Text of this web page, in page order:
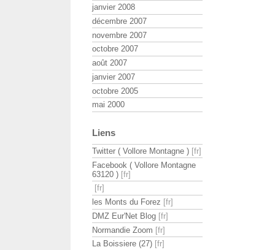
janvier 2008
décembre 2007
novembre 2007
octobre 2007
août 2007
janvier 2007
octobre 2005
mai 2000
Liens
Twitter ( Vollore Montagne )
Facebook ( Vollore Montagne
63120 )
les Monts du Forez
DMZ Eur'Net Blog
Normandie Zoom
La Boissiere (27)